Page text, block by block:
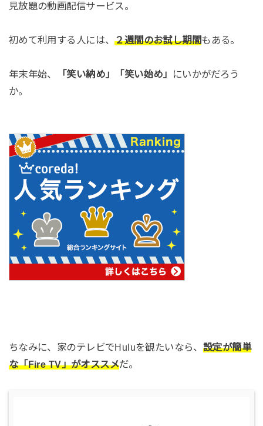
見放題の動画配信サービス。
初めて利用する人には、２週間のお試し期間もある。
年末年始、 「笑い納め」「笑い始め」
にいかがだろう
か。
ちなみに、家のテレビでHuluを観たいなら、 設定が簡単
な「Fire TV」がオススメだ。